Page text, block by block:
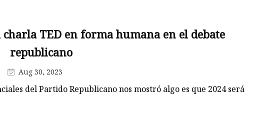
de hierro TED en forma humana en el debate
republicano
Aug 30, 2023
del Partido Republicano nos mostró algo es que 2024 será